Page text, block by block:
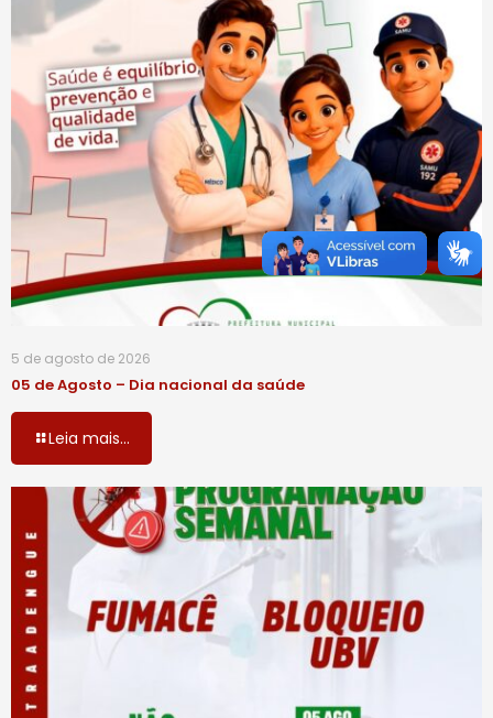
5 de agosto de 2026
05 de Agosto – Dia nacional da saúde
Leia mais...